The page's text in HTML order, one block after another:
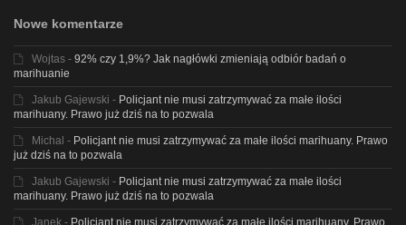
Nowe komentarze
Wojtas - 92% czy 1,9%? Jak nagłówki zmieniają odbiór badań o
marihuanie
Jakub Gajewski - Policjant nie musi zatrzymywać za małe ilości
marihuany. Prawo już dziś na to pozwala
Michal - Policjant nie musi zatrzymywać za małe ilości marihuany. Prawo
już dziś na to pozwala
Jakub Gajewski - Policjant nie musi zatrzymywać za małe ilości
marihuany. Prawo już dziś na to pozwala